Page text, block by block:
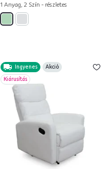
1 Anyag, 2 Szín - részletes
Ingyenes
Akció
Kiárusítás